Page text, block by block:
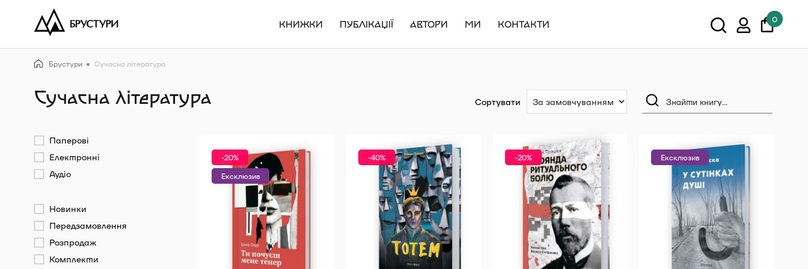
КНИЖКИ ПУБЛІКАЦІЇ АВТОРИ МИ КОНТАКТИ 0
У кошику немає товарів.
Брустури Сучасна література
Сучасна література Сортувати
Паперові
Електронні
Аудіо
Новинки
Передзамовлення
Розпродаж
Комплекти
-20%
Ексклюзив
-40% -20% Ексклюзив